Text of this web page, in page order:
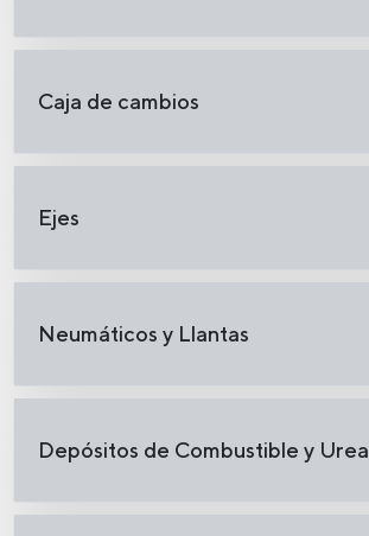
Caja de cambios
Ejes
Neumáticos y Llantas
Depósitos de Combustible y Urea